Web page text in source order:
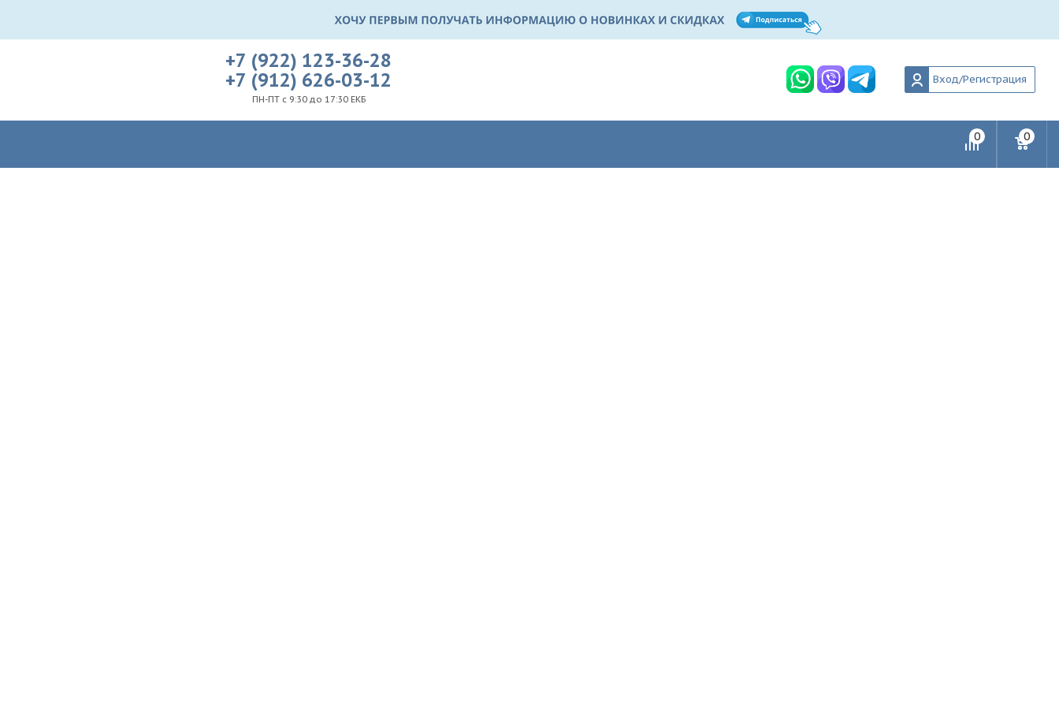
+7 (922) 123-36-28
+7 (912) 626-03-12
ПН-ПТ с 9:30 до 17:30 ЕКБ
Вход/Регистрация
0 0